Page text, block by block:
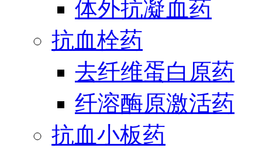
体外抗凝血药
抗血栓药
去纤维蛋白原药
纤溶酶原激活药
抗血小板药